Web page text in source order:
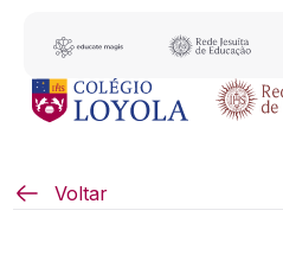
Voltar